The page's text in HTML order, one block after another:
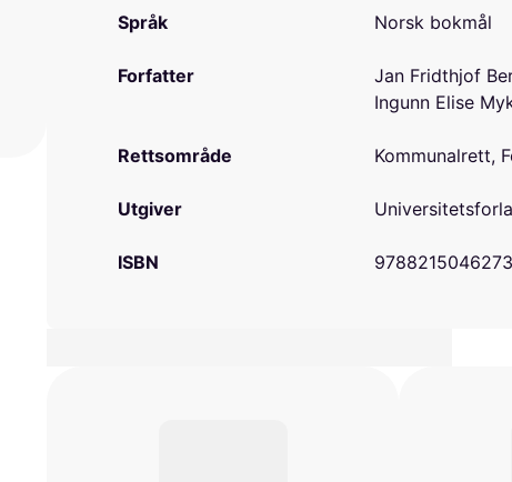
Språk Norsk bokmål
Forfatter
Jan Fridthjof
Ingunn Elise
Rettsområde Kommunalrett,
Utgiver
ISBN 9788215046273